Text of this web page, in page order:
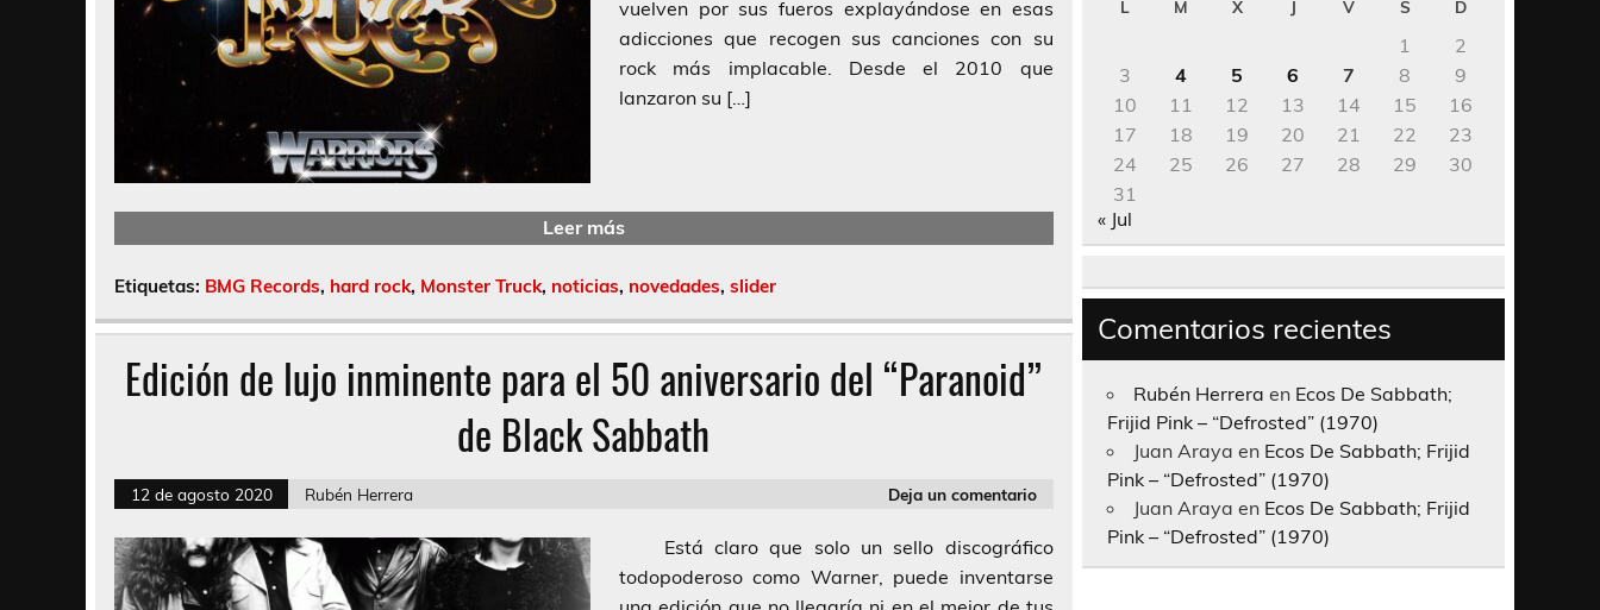
vuelven por sus fueros explayándose en esas
adicciones que recogen sus canciones con su
rock más implacable. Desde el 2010 que
lanzaron su […]
Leer más
Etiquetas: BMG Records, hard rock, Monster Truck, noticias, novedades, slider
Edición de lujo inminente para el 50 aniversario del “Paranoid”
de Black Sabbath
12 de agosto 2020 Rubén Herrera Deja un comentario
Está claro que solo un sello discográfico
todopoderoso como Warner, puede inventarse
L M X J V S D
1
2
3
4 5 6 7 8
9
10
11 12 13 14 15
16
17
18 19 20 21 22
23
24
25 26 27 28 29
30
31
« Jul
Comentarios recientes
Rubén Herrera en Ecos De Sabbath;
Frijid Pink – “Defrosted” (1970)
Juan Araya en Ecos De Sabbath; Frijid
Pink – “Defrosted” (1970)
Juan Araya en Ecos De Sabbath; Frijid
Pink – “Defrosted” (1970)